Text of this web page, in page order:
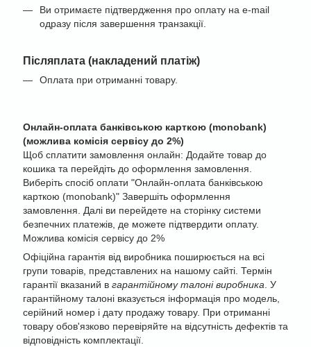
Ви отримаєте підтвердження про оплату на e-mail
одразу після завершення транзакції.
Післяплата (накладений платіж)
Оплата при отриманні товару.
Онлайн-оплата банківською карткою (monobank)
(можлива комісія сервісу до 2%)
Щоб сплатити замовлення онлайн: Додайте товар до
кошика та перейдіть до оформлення замовлення.
Виберіть спосіб оплати "Онлайн-оплата банківською
карткою (monobank)" Завершіть оформлення
замовлення. Далі ви перейдете на сторінку системи
безпечних платежів, де можете підтвердити оплату.
Можлива комісія сервісу до 2%
Офіційна гарантія від виробника поширюється на всі
групи товарів, представлених на нашому сайті. Термін
гарантії вказаний в гарантійному талоні виробника. У
гарантійному талоні вказується інформація про модель,
серійний номер і дату продажу товару. При отриманні
товару обов'язково перевіряйте на відсутність дефектів та
відповідність комплектації.